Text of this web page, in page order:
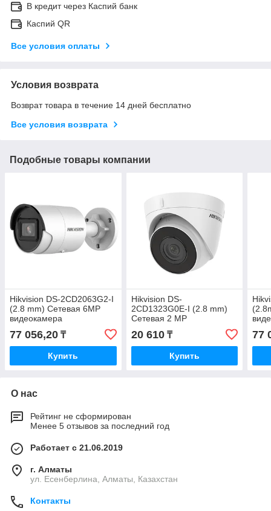
В кредит через Каспий банк
Каспий QR
Все условия оплаты
Условия возврата
Возврат товара в течение 14 дней бесплатно
Все условия возврата
Подобные товары компании
Hikvision DS-2CD2063G2-I
(2.8 mm) Сетевая 6MP
видеокамера
77 056,20 ₸
Купить
Hikvision DS-
2CD1323G0E-I (2.8 mm)
Сетевая 2 MP
видеокамера
20 610₸
Купить
77
О нас
Рейтинг не сформирован
Менее 5 отзывов за последний год
Работает с 21.06.2019
г. Алматы
ул. Есенберлина, Алматы, Казахстан
Контакты